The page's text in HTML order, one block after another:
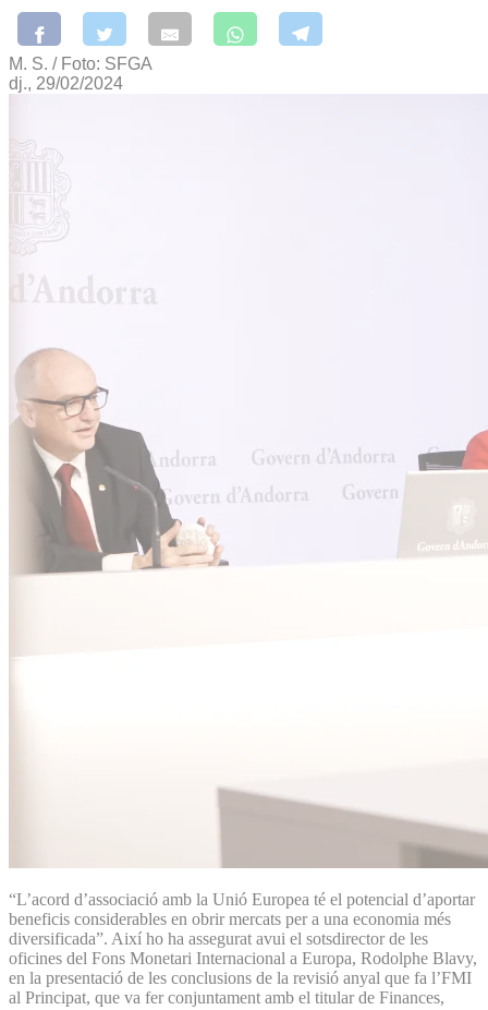
M. S. / Foto: SFGA
dj., 29/02/2024
“L’acord d’associació amb la Unió Europea té el potencial d’aportar
beneficis considerables en obrir mercats per a una economia més
diversificada”. Així ho ha assegurat avui el sotsdirector de les
oficines del Fons Monetari Internacional a Europa, Rodolphe Blavy,
en la presentació de les conclusions de la revisió anyal que fa l’FMI
al Principat, que va fer conjuntament amb el titular de Finances,